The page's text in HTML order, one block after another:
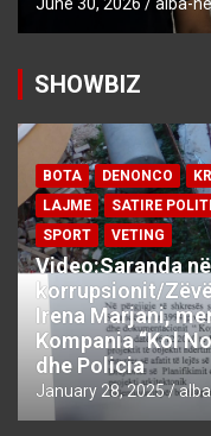
SHOWBIZ
BOTA DENONCO
LAJME
SATIRE
SPORT
VETING
Video:Saranda
korrupsionit/
Irena Marjani,
Kompania “Kol
dhe Policia
January 28, 2025